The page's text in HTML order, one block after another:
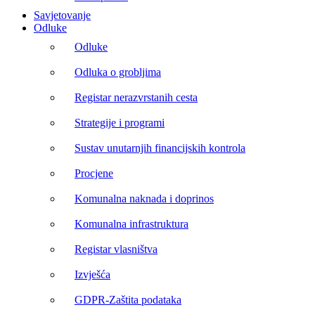
Savjetovanje
Odluke
Odluke
Odluka o grobljima
Registar nerazvrstanih cesta
Strategije i programi
Sustav unutarnjih financijskih kontrola
Procjene
Komunalna naknada i doprinos
Komunalna infrastruktura
Registar vlasništva
Izvješća
GDPR-Zaštita podataka